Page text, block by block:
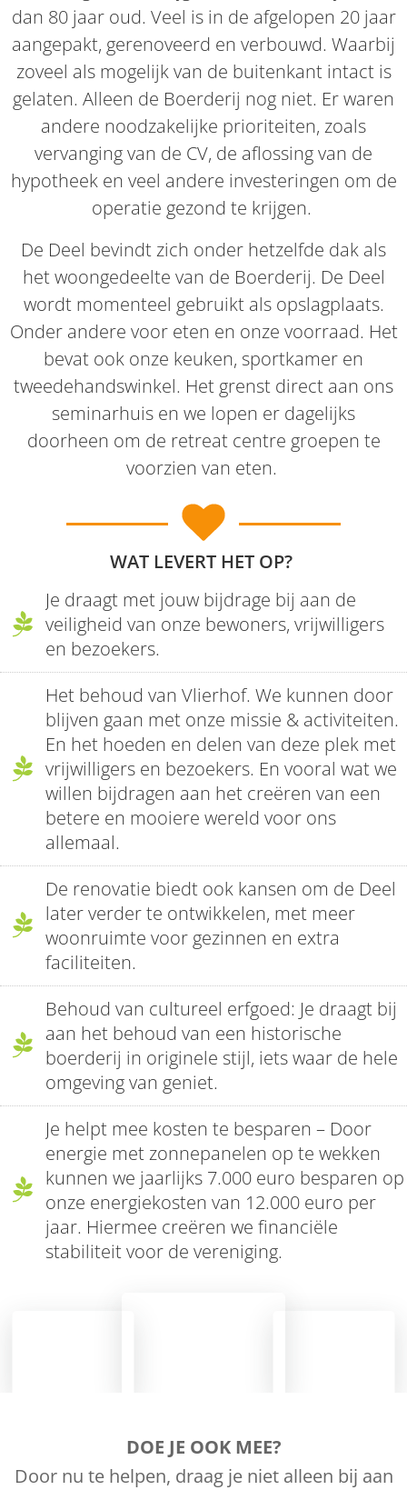
dan 80 jaar oud. Veel is in de afgelopen 20 jaar
aangepakt, gerenoveerd en verbouwd. Waarbij
zoveel als mogelijk van de buitenkant intact is
gelaten. Alleen de Boerderij nog niet. Er waren
andere noodzakelijke prioriteiten, zoals
vervanging van de CV, de aflossing van de
hypotheek en veel andere investeringen om de
operatie gezond te krijgen.
De Deel bevindt zich onder hetzelfde dak als
het woongedeelte van de Boerderij. De Deel
wordt momenteel gebruikt als opslagplaats.
Onder andere voor eten en onze voorraad. Het
bevat ook onze keuken, sportkamer en
tweedehandswinkel. Het grenst direct aan ons
seminarhuis en we lopen er dagelijks
doorheen om de retreat centre groepen te
voorzien van eten.
WAT LEVERT HET OP?
Je draagt met jouw bijdrage bij aan de
veiligheid van onze bewoners, vrijwilligers
en bezoekers.
Het behoud van Vlierhof. We kunnen door
blijven gaan met onze missie & activiteiten.
En het hoeden en delen van deze plek met
vrijwilligers en bezoekers. En vooral wat we
willen bijdragen aan het creëren van een
betere en mooiere wereld voor ons
allemaal.
De renovatie biedt ook kansen om de Deel
later verder te ontwikkelen, met meer
woonruimte voor gezinnen en extra
faciliteiten.
Behoud van cultureel erfgoed: Je draagt bij
aan het behoud van een historische
boerderij in originele stijl, iets waar de hele
omgeving van geniet.
Je helpt mee kosten te besparen – Door
energie met zonnepanelen op te wekken
kunnen we jaarlijks 7.000 euro besparen op
onze energiekosten van 12.000 euro per
jaar. Hiermee creëren we financiële
stabiliteit voor de vereniging.
DOE JE OOK MEE?
Door nu te helpen, draag je niet alleen bij aan